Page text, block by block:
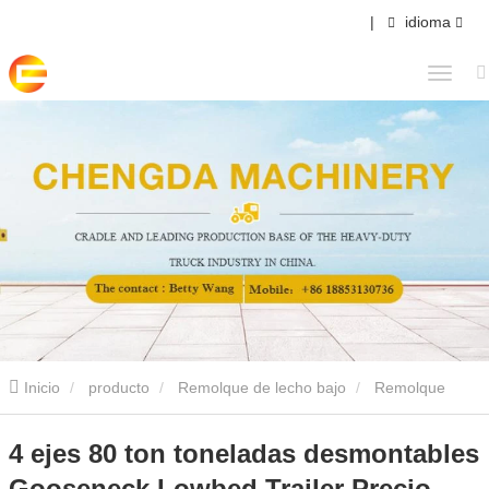
| idioma
Inicio producto Remolque de lecho bajo Remolque
4 ejes 80 ton toneladas desmontables